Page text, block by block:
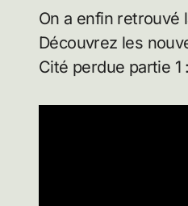
On a enfin retrouvé
Découvrez les
Cité perdue partie 1 :